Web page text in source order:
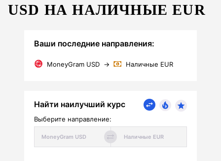
USD НА НАЛИЧНЫЕ EUR
Ваши последние направления:
MoneyGram USD → Наличные EUR
Найти наилучший курс
Выберите направление: